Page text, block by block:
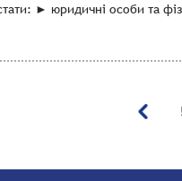
► юридичні особи та